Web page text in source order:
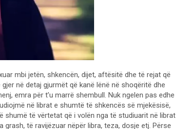
mbi jetën, shkencën, dijet, aftësitë dhe të rejat që
në detaj gjurmët që kanë lënë në shoqëritë dhe
emra për t’u marrë shembull. Nuk ngelen pas edhe
në librat e shumtë të shkencës së mjekësisë,
shumë të vërtetat që i volën nga të studiuarit në librat
të ravijëzuar nëpër libra, teza, dosje etj. Përse